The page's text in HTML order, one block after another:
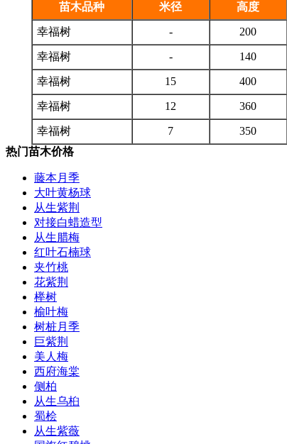
苗木品种
米径 高度
幸福树 - 200
幸福树 - 140
幸福树 15 400
幸福树 12 360
幸福树 7 350
热门苗木价格
藤本月季
大叶黄杨球
从生紫荆
对接白蜡造型
从生腊梅
红叶石楠球
夹竹桃
花紫荆
榉树
榆叶梅
树桩月季
巨紫荆
美人梅
西府海棠
侧柏
从生乌桕
蜀桧
从生紫薇